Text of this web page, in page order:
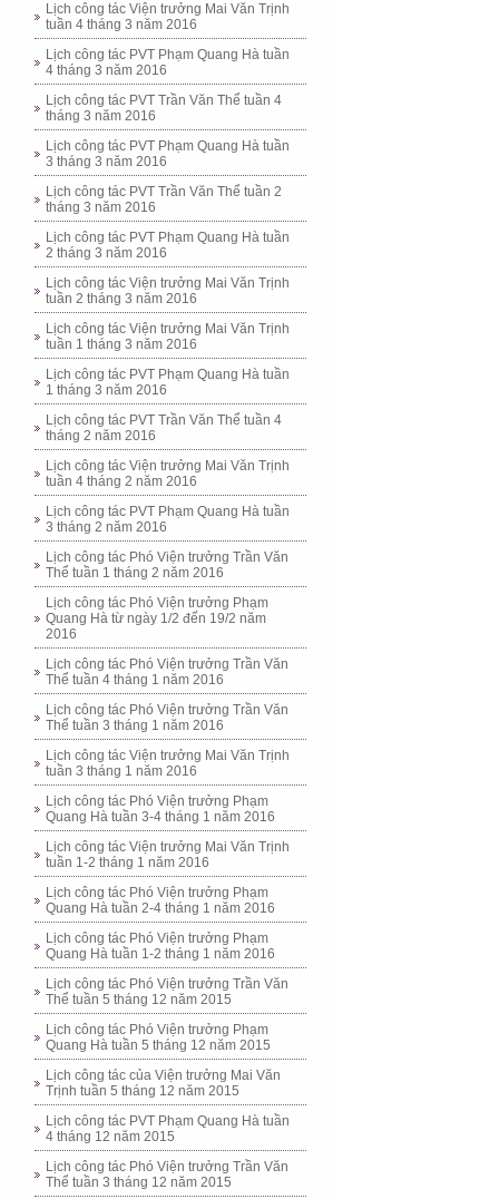
Lịch công tác Viện trưởng Mai Văn Trịnh
tuần 4 tháng 3 năm 2016
Lịch công tác PVT Phạm Quang Hà tuần
4 tháng 3 năm 2016
Lịch công tác PVT Trần Văn Thể tuần 4
tháng 3 năm 2016
Lịch công tác PVT Phạm Quang Hà tuần
3 tháng 3 năm 2016
Lịch công tác PVT Trần Văn Thể tuần 2
tháng 3 năm 2016
Lịch công tác PVT Phạm Quang Hà tuần
2 tháng 3 năm 2016
Lịch công tác Viện trưởng Mai Văn Trịnh
tuần 2 tháng 3 năm 2016
Lịch công tác Viện trưởng Mai Văn Trịnh
tuần 1 tháng 3 năm 2016
Lịch công tác PVT Phạm Quang Hà tuần
1 tháng 3 năm 2016
Lịch công tác PVT Trần Văn Thể tuần 4
tháng 2 năm 2016
Lịch công tác Viện trưởng Mai Văn Trịnh
tuần 4 tháng 2 năm 2016
Lịch công tác PVT Phạm Quang Hà tuần
3 tháng 2 năm 2016
Lịch công tác Phó Viện trưởng Trần Văn
Thể tuần 1 tháng 2 năm 2016
Lịch công tác Phó Viện trưởng Phạm
Quang Hà từ ngày 1/2 đến 19/2 năm
2016
Lịch công tác Phó Viện trưởng Trần Văn
Thể tuần 4 tháng 1 năm 2016
Lịch công tác Phó Viện trưởng Trần Văn
Thể tuần 3 tháng 1 năm 2016
Lịch công tác Viện trưởng Mai Văn Trịnh
tuần 3 tháng 1 năm 2016
Lịch công tác Phó Viện trưởng Phạm
Quang Hà tuần 3-4 tháng 1 năm 2016
Lịch công tác Viện trưởng Mai Văn Trịnh
tuần 1-2 tháng 1 năm 2016
Lịch công tác Phó Viện trưởng Phạm
Quang Hà tuần 2-4 tháng 1 năm 2016
Lịch công tác Phó Viện trưởng Phạm
Quang Hà tuần 1-2 tháng 1 năm 2016
Lịch công tác Phó Viện trưởng Trần Văn
Thể tuần 5 tháng 12 năm 2015
Lịch công tác Phó Viện trưởng Phạm
Quang Hà tuần 5 tháng 12 năm 2015
Lịch công tác của Viện trưởng Mai Văn
Trịnh tuần 5 tháng 12 năm 2015
Lịch công tác PVT Phạm Quang Hà tuần
4 tháng 12 năm 2015
Lịch công tác Phó Viện trưởng Trần Văn
Thể tuần 3 tháng 12 năm 2015